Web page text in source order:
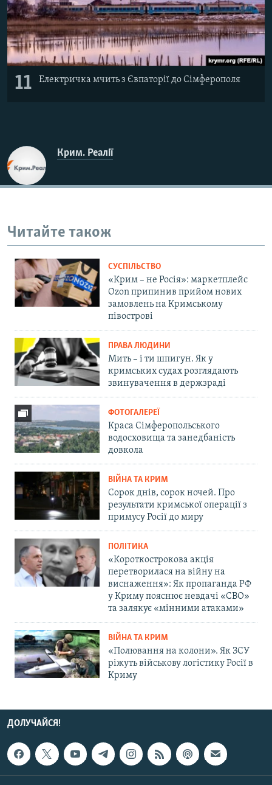
11 Електричка мчить з Євпаторії до Сімферополя
Крим. Реалії
Читайте також
СУСПІЛЬСТВО
«Крим – не Росія»: маркетплейс
Ozon припинив прийом нових
замовлень на Кримському
півострові
ПРАВА ЛЮДИНИ
Мить – і ти шпигун. Як у
кримських судах розглядають
звинувачення в держзраді
ФОТОГАЛЕРЕЇ
Краса Сімферопольського
водосховища та занедбаність
довкола
ВІЙНА ТА КРИМ
Сорок днів, сорок ночей. Про
результати кримської операції з
примусу Росії до миру
ПОЛІТИКА
«Короткострокова акція
перетворилася на війну на
виснаження»: Як пропаганда РФ
у Криму пояснює невдачі «СВО»
та залякує «мінними атаками»
ВІЙНА ТА КРИМ
«Полювання на колони». Як ЗСУ
ріжуть військову логістику Росії в
Криму
ДОЛУЧАЙСЯ!